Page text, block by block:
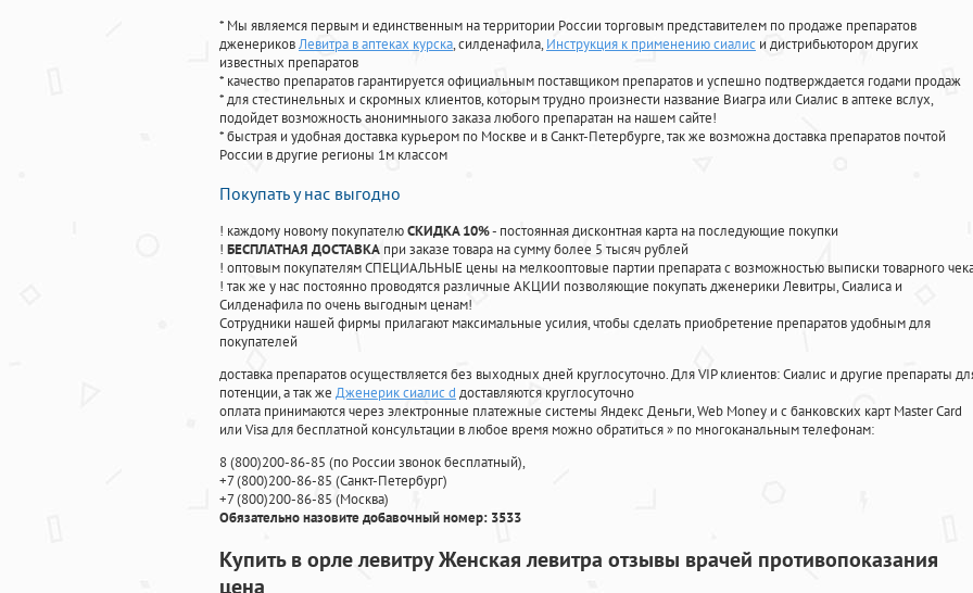
* Мы являемся первым и единственным на территории России торговым представителем по продаже препаратов
дженериковЛевитра в аптеках курска, силденафила, Инструкция к применению сиалис и дистрибьютором других
известных препаратов
* качество препаратов гарантируется официальным поставщиком препаратов и успешно подтверждается годами продаж
* для стестинельных и скромных клиентов, которым трудно произнести название Виагра или Сиалис в аптеке вслух,
подойдет возможность анонимныого заказа любого препаратан на нашем сайте!
* быстрая и удобная доставка курьером по Москве и в Санкт-Петербурге, так же возможна доставка препаратов почтой
России в другие регионы 1м классом
Покупать у нас выгодно
! каждому новому покупателюСКИДКА 10%- постоянная дисконтная карта на последующие покупки
! БЕСПЛАТНАЯ ДОСТАВКА при заказе товара на сумму более 5 тысяч рублей
! оптовым покупателям СПЕЦИАЛЬНЫЕ цены на мелкооптовые партии препарата с возможностью выписки товарного
! так же у нас постоянно проводятся различные АКЦИИ позволяющие покупать дженерики Левитры, Сиалиса и
Силденафила по очень выгодным ценам!
Cотрудники нашей фирмы прилагают максимальные усилия, чтобы сделать приобретение препаратов удобным для
покупателей
доставка препаратов осуществляется без выходных дней круглосуточно. Для VIP клиентов: Сиалис и другие препараты
потенции, а так же Дженерик сиалис d доставляются круглосуточно
оплата принимаются через электронные платежные системы Яндекс Деньги, Web Money и с банковских карт Master Card
или Visa для бесплатной консультации в любое время можно обратиться» по многоканальным телефонам:
8(800)200-86-85 (по России звонок бесплатный),
+7(800)200-86-85 (Санкт-Петербург)
+7(800)200-86-85 (Москва)
Обязательно назовите добавочный номер: 3533
Купить в орле левитру Женская левитра отзывы врачей противопоказания
цена